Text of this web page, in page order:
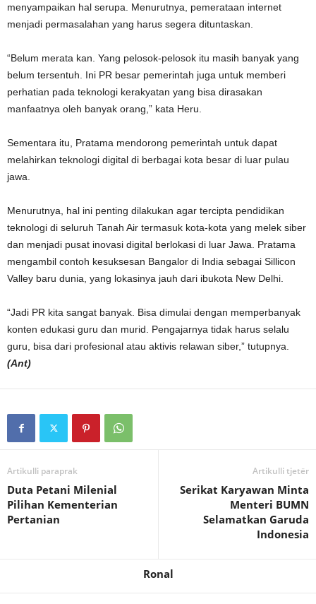
menyampaikan hal serupa. Menurutnya, pemerataan internet
menjadi permasalahan yang harus segera dituntaskan.
“Belum merata kan. Yang pelosok-pelosok itu masih banyak yang
belum tersentuh. Ini PR besar pemerintah juga untuk memberi
perhatian pada teknologi kerakyatan yang bisa dirasakan
manfaatnya oleh banyak orang,” kata Heru.
Sementara itu, Pratama mendorong pemerintah untuk dapat
melahirkan teknologi digital di berbagai kota besar di luar pulau
jawa.
Menurutnya, hal ini penting dilakukan agar tercipta pendidikan
teknologi di seluruh Tanah Air termasuk kota-kota yang melek siber
dan menjadi pusat inovasi digital berlokasi di luar Jawa. Pratama
mengambil contoh kesuksesan Bangalor di India sebagai Sillicon
Valley baru dunia, yang lokasinya jauh dari ibukota New Delhi.
“Jadi PR kita sangat banyak. Bisa dimulai dengan memperbanyak
konten edukasi guru dan murid. Pengajarnya tidak harus selalu
guru, bisa dari profesional atau aktivis relawan siber,” tutupnya.
(Ant)
Artikulli paraprak
Duta Petani Milenial
Pilihan Kementerian
Pertanian
Artikulli tjetër
Serikat Karyawan Minta
Menteri BUMN
Selamatkan Garuda
Indonesia
Ronal